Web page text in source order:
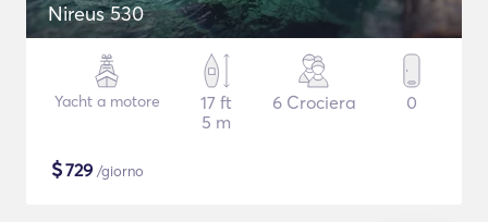
Nireus 530
Yacht a motore
17 ft
5 m
6 Crociera 0
$729 /giorno